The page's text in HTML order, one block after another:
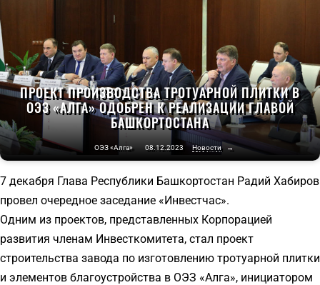
ПРОЕКТ ПРОИЗВОДСТВА ТРОТУАРНОЙ ПЛИТКИ В
ОЭЗ «АЛГА» ОДОБРЕН К РЕАЛИЗАЦИИ ГЛАВОЙ
БАШКОРТОСТАНА
ОЭЗ «Алга» 08.12.2023 Новости →
7 декабря Глава Республики Башкортостан Радий Хабиров
провел очередное заседание «Инвестчас».
Одним из проектов, представленных Корпорацией
развития членам Инвесткомитета, стал проект
строительства завода по изготовлению тротуарной плитки
и элементов благоустройства в ОЭЗ «Алга», инициатором